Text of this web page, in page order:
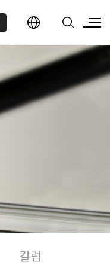
칼럼